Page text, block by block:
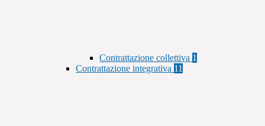
Contrattazione collettiva 1
Contrattazione integrativa 11